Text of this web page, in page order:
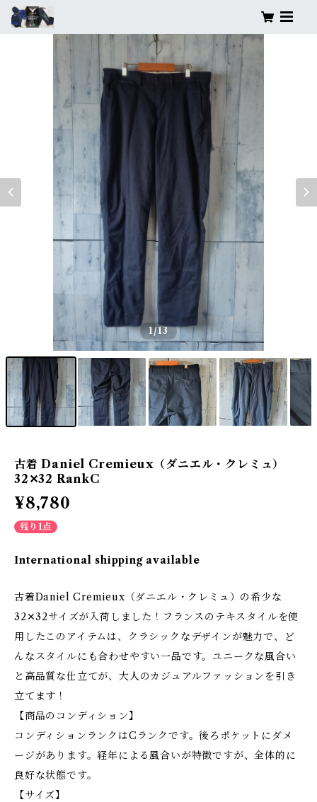
1/13
古着 Daniel Cremieux（ダニエル・クレミュ）
32✕32 RankC
¥8,780
残り1点
International shipping available
古着Daniel Cremieux（ダニエル・クレミュ）の希少な
32✕32サイズが入荷しました！フランスのテキスタイルを使
用したこのアイテムは、クラシックなデザインが魅力で、ど
んなスタイルにも合わせやすい一品です。ユニークな風合い
と高品質な仕立てが、大人のカジュアルファッションを引き
立てます！
【商品のコンディション】
コンディションランクはCランクです。後ろポケットにダメ
ージがあります。経年による風合いが特徴ですが、全体的に
良好な状態です。
【サイズ】